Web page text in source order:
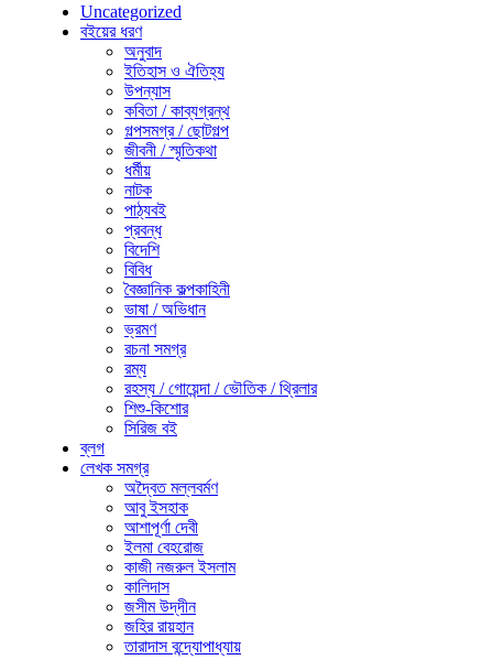
Uncategorized
বইয়ের ধরণ
অনুবাদ
ইতিহাস ও ঐতিহ্য
উপন্যাস
কবিতা / কাব্যগ্রন্থ
গল্পসমগ্র / ছোটগল্প
জীবনী / স্মৃতিকথা
ধর্মীয়
নাটক
পাঠ্যবই
প্রবন্ধ
বিদেশি
বিবিধ
বৈজ্ঞানিক কল্পকাহিনী
ভাষা / অভিধান
ভ্রমণ
রচনা সমগ্র
রম্য
রহস্য / গোয়েন্দা / ভৌতিক / থ্রিলার
শিশু-কিশোর
সিরিজ বই
ব্লগ
লেখক সমগ্র
অদ্বৈত মল্লবর্মণ
আবু ইসহাক
আশাপূর্ণা দেবী
ইলমা বেহরোজ
কাজী নজরুল ইসলাম
কালিদাস
জসীম উদ্‌দীন
জহির রায়হান
তারাদাস বন্দ্যোপাধ্যায়